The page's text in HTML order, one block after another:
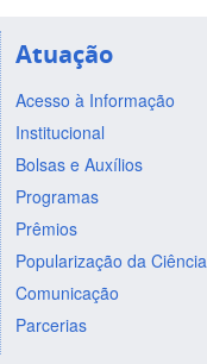
Atuação
Acesso à Informação
Institucional
Bolsas e Auxílios
Programas
Prêmios
Popularização da Ciência
Comunicação
Parcerias